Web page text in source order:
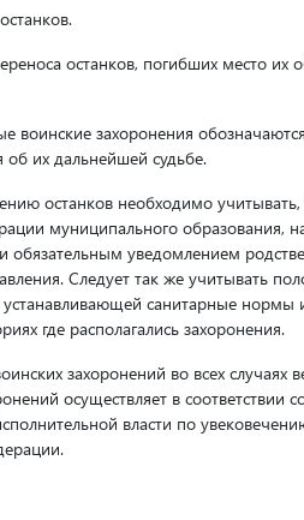
останков, погибших место
воинские захоронения
их дальнейшей судьбе.
останков необходимо
муниципального образования,
обязательным уведомлением
Следует так же учитывать
санитарные
где располагались захоронения.
захоронений во всех случаях
осуществляет в
власти по